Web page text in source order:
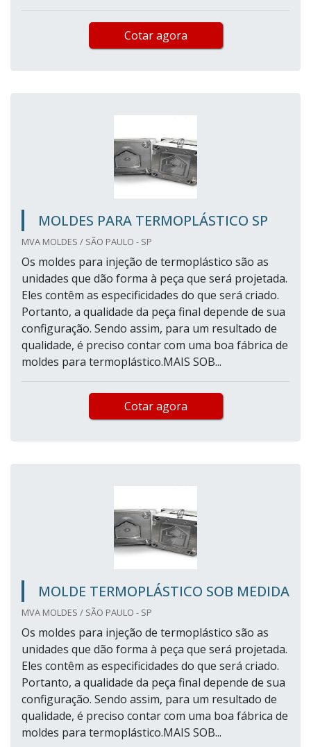
Cotar agora
MOLDES PARA TERMOPLÁSTICO SP
MVA MOLDES / SÃO PAULO - SP
Os moldes para injeção de termoplástico são as
unidades que dão forma à peça que será projetada.
Eles contêm as especificidades do que será criado.
Portanto, a qualidade da peça final depende de sua
configuração. Sendo assim, para um resultado de
qualidade, é preciso contar com uma boa fábrica de
moldes para termoplástico.MAIS SOB...
Cotar agora
MOLDE TERMOPLÁSTICO SOB MEDIDA
MVA MOLDES / SÃO PAULO - SP
Os moldes para injeção de termoplástico são as
unidades que dão forma à peça que será projetada.
Eles contêm as especificidades do que será criado.
Portanto, a qualidade da peça final depende de sua
configuração. Sendo assim, para um resultado de
qualidade, é preciso contar com uma boa fábrica de
moldes para termoplástico.MAIS SOB...